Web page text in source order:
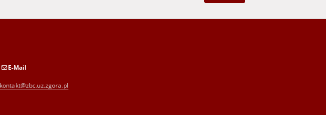
E-Mail
kontakt@zbc.uz.zgora.pl